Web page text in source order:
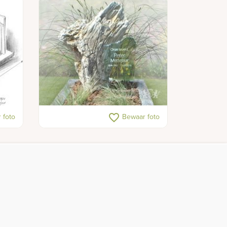
foto Versteend hout grafmonument
favorite_border Bewaar foto